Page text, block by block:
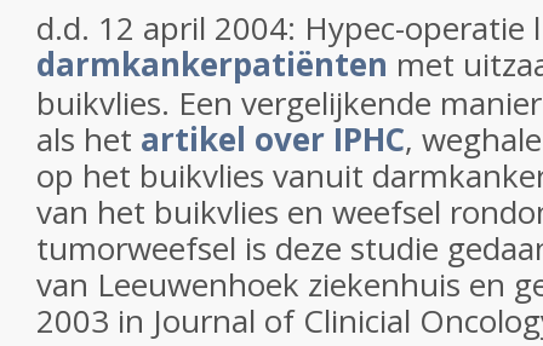
d.d. 12 april 2004: Hypec-
darmkankerpatiënten met
buikvlies. Een vergelijkende
als het artikel over IPHC,
op het buikvlies vanuit
van het buikvlies en weefsel
tumorweefsel is deze studie
van Leeuwenhoek ziekenhuis en
2003 in Journal of Clinicial